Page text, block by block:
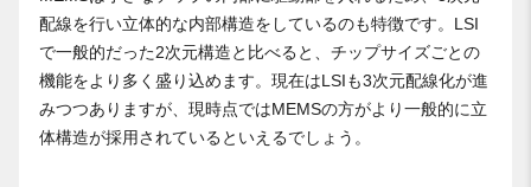
配線を行い立体的な内部構造をしているのも特徴です。LSI
で一般的だった2次元構造と比べると、チップサイズごとの
機能をより多く盛り込めます。現在はLSIも3次元配線化が進
みつつありますが、現時点ではMEMSの方がより一般的に立
体構造が採用されているといえるでしょう。